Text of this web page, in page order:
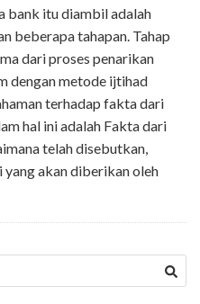
bank itu diambil adalah
beberapa tahapan. Tahap
dari proses penarikan
dengan metode ijtihad
terhadap fakta dari
hal ini adalah Fakta dari
telah disebutkan,
yang akan diberikan oleh